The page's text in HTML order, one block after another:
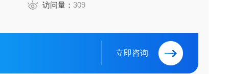
访问量： 309
立即咨询